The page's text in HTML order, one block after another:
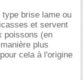
brise lame ou
et servent
poissons (en
plus
cela à l'origine